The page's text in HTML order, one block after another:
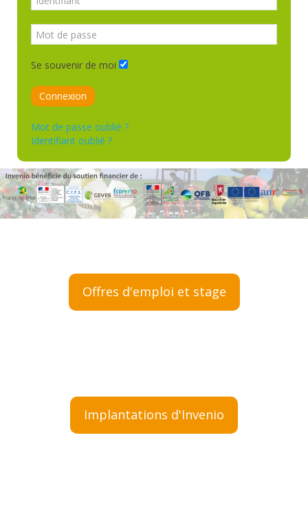
Se souvenir de moi
Connexion
Mot de passe oublié ?
Identifiant oublié ?
Offres d'emploi et stage
Implantations d'Invenio